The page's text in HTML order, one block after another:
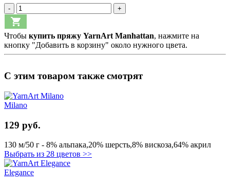
- +
Чтобы купить пряжу YarnArt Manhattan, нажмите на
кнопку "Добавить в корзину" около нужного цвета.
С этим товаром также смотрят
Milano
129 руб.
130 м/50 г - 8% альпака,20% шерсть,8% вискоза,64% акрил
Выбрать из 28 цветов >>
Elegance